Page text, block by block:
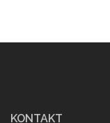
KONTAKT